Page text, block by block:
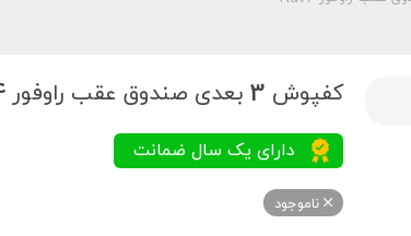
کفپوش 3 بعدی صندوق عقب راوفور Rav4
ناموجود